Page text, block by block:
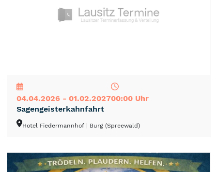
04.04.2026 - 01.02.202700:00 Uhr
Sagengeisterkahnfahrt
Hotel Fiedermannhof | Burg (Spreewald)